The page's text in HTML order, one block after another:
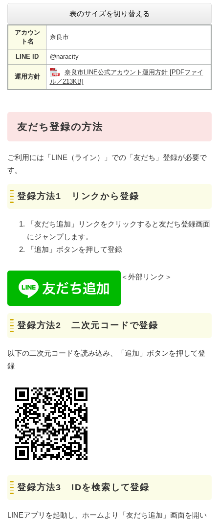
表のサイズを切り替える
アカウン
ト名
奈良市
LINE ID @naracity
運用方針
奈良市LINE公式アカウント運用方針 [PDFファイ
ル／213KB]
友だち登録の方法
ご利用には「LINE（ライン）」での「友だち」登録が必要で
す。
登録方法1 リンクから登録
「友だち追加」リンクをクリックすると友だち登録画面
にジャンプします。
「追加」ボタンを押して登録
＜外部リンク＞
登録方法2 二次元コードで登録
以下の二次元コードを読み込み、「追加」ボタンを押して登
録
登録方法3 IDを検索して登録
LINEアプリを起動し、ホームより「友だち追加」画面を開い